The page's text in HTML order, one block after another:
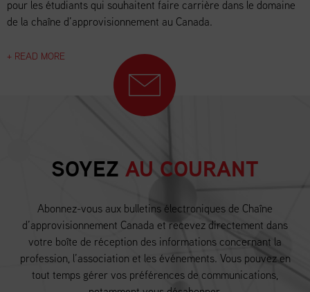
pour les étudiants qui souhaitent faire carrière dans le domaine
de la chaîne d’approvisionnement au Canada.
+ READ MORE
SOYEZ AU COURANT
Abonnez-vous aux bulletins électroniques de Chaîne
d’approvisionnement Canada et recevez directement dans
votre boîte de réception des informations concernant la
profession, l’association et les événements. Vous pouvez en
tout temps gérer vos préférences de communications,